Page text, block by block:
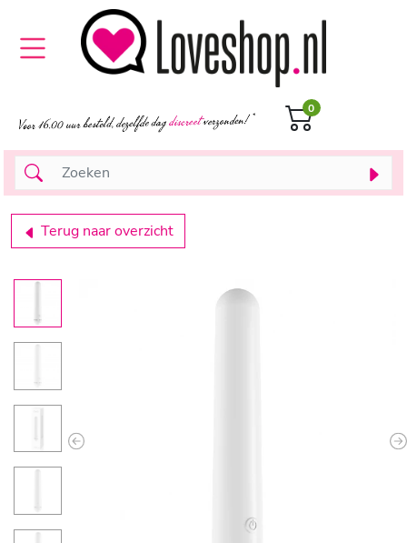
0
Terug naar overzicht
Previous